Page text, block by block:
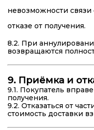
невозможности связи
отказе от получения.
8.2. При
возвращаются
9. Приёмка и
9.1. Покупатель
получения.
9.2. Отказаться от
стоимость доставки